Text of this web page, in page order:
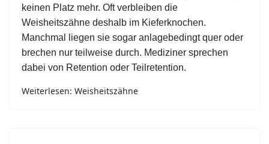
keinen Platz mehr. Oft verbleiben die
Weisheitszähne deshalb im Kieferknochen.
Manchmal liegen sie sogar anlagebedingt quer oder
brechen nur teilweise durch. Mediziner sprechen
dabei von Retention oder Teilretention.
Weiterlesen: Weisheitszähne